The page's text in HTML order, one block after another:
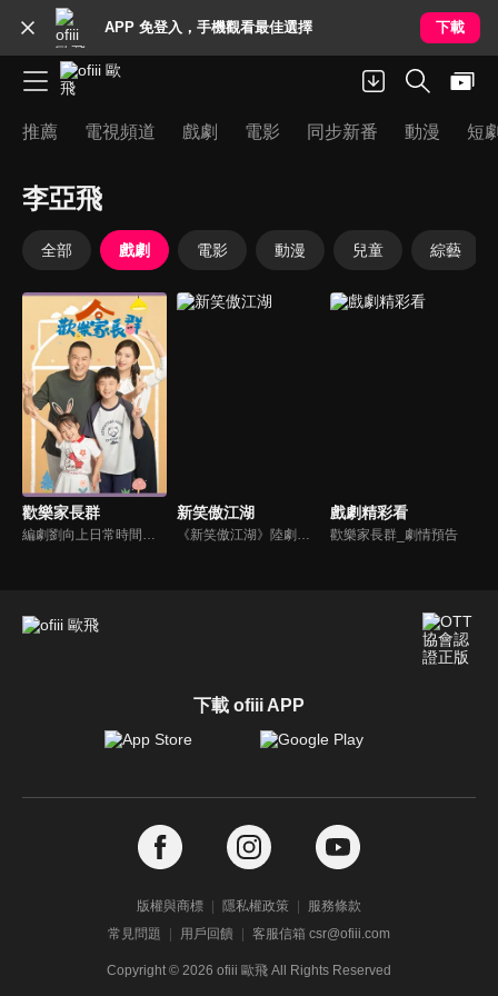
APP 免登入，手機觀看最佳選擇 下載
推薦 電視頻道 戲劇 電影 同步新番 動漫 短
李亞飛
全部 戲劇 電影 動漫 兒童 綜藝
歡樂家長群
編劇劉向上日常時間安排相對自由，在家裡負責兒子果寧、女兒果寶的教育陪護，妻子戴靜選擇在薪酬較高的外地公司打拼。劉向上一家因為孩子開學而與朋友、鄰居及其他學生家長成為“群友”，面對各種突發狀況的新手家長們和鬼馬精靈的孩子們共同迎接教育新課堂、人生新起點的故事。
新笑傲江湖
《新笑傲江湖》陸劇線上看。該劇根據金庸同名武俠小說改編，講述華山派大弟子令狐衝（丁冠森），生性豁達不羈，卻因一身武學絕學而被逐出師門，在紛爭不斷的江湖中最終輾轉練成吸星大法和獨孤九劍，成為恆山派掌門的故事。
戲劇精彩看
歡樂家長群_劇情預告
下載 ofiii APP
版權與商標 隱私權政策
服務條款
常見問題
用戶回饋 客服信箱 csr@ofiii.com
Copyright © 2026 ofiii 歐飛 All Rights Reserved